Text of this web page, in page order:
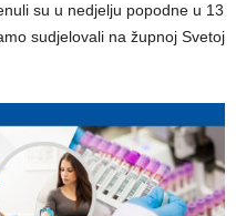
su u nedjelju popodne u 13
sudjelovali na župnoj Svetoj